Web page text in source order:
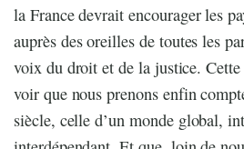
la France devrait encourager les
auprès des oreilles de toutes les
voix du droit et de la justice.
voir que nous prenons enfin
siècle, celle d’un monde global,